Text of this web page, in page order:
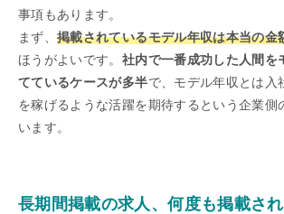
事項もあります。
まず、掲載されているモデル年収は本当の金
ほうがよいです。 社内で一番成功した人間を
てているケースが多半で、モデル年収とは入
を稼げるような活躍を期待するという企業側
います。
長期間掲載の求人、何度も掲載さ